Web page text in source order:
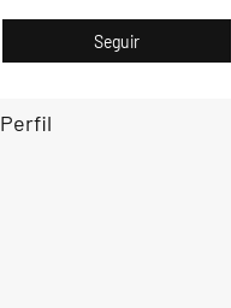
Seguir
Perfil